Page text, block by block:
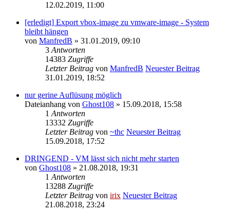
12.02.2019, 11:00
[erledigt] Export vbox-image zu vmware-image - System
bleibt hängen
von ManfredB » 31.01.2019, 09:10
3 Antworten
14383 Zugriffe
Letzter Beitrag von ManfredB Neuester Beitrag
31.01.2019, 18:52
nur gerine Auflüsung möglich
Dateianhang von Ghost108 » 15.09.2018, 15:58
1 Antworten
13332 Zugriffe
Letzter Beitrag von ~thc Neuester Beitrag
15.09.2018, 17:52
DRINGEND - VM lässt sich nicht mehr starten
von Ghost108 » 21.08.2018, 19:31
1 Antworten
13288 Zugriffe
Letzter Beitrag von irix Neuester Beitrag
21.08.2018, 23:24